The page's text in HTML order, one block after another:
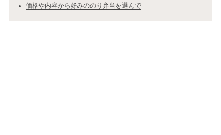
価格や内容から好みののり弁当を選んで